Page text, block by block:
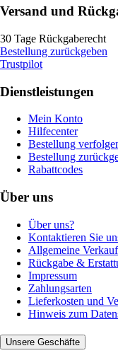
Versand und
30 Tage Rückgaberecht
Bestellung zurückgeben
Trustpilot
Dienstleistungen
Mein Konto
Hilfecenter
Bestellung
Bestellung
Rabattcodes
Über uns
Über uns?
Kontaktieren Sie
Allgemeine
Rückgabe &
Impressum
Zahlungsarten
Lieferkosten und
Hinweis zum
Unsere Geschäfte